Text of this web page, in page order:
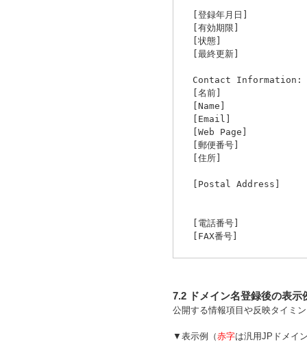
[登録年
[有効
[状態]
[最終更新]
Contact Information: [
[名
[Web
[郵便
[住
[Postal
[電話
[FAX
7.2 ドメイン名登録後の表示
公開する情報項目や反映タイミ
▼表示例（赤字は汎用JPドメイ